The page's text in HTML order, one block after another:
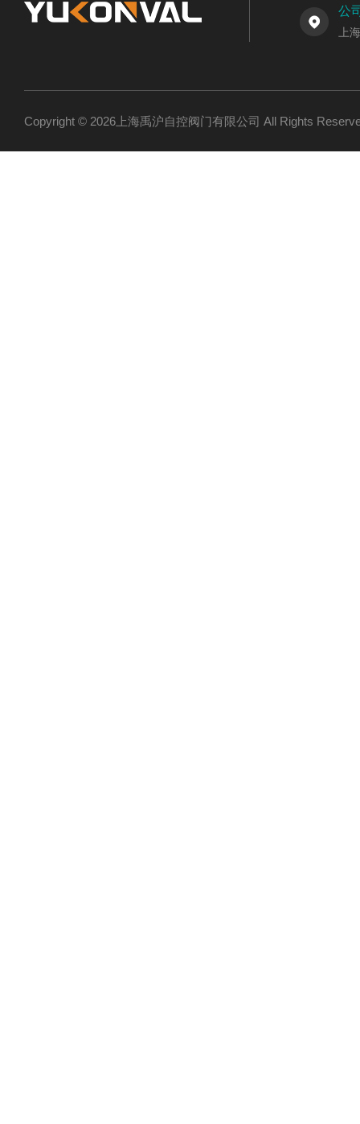
公
上
Copyright © 2026上海禹沪自控阀门有限公司 All Rights